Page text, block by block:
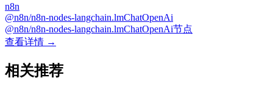
n8n
@n8n/n8n-nodes-langchain.lmChatOpenAi
@n8n/n8n-nodes-langchain.lmChatOpenAi节点
查看详情 →
相关推荐